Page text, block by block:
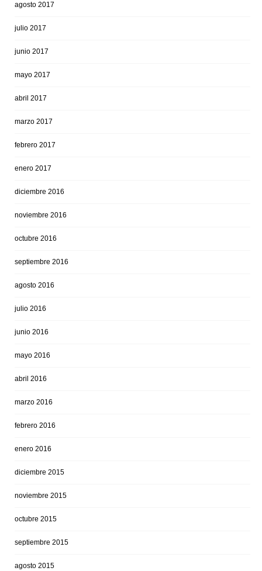
agosto 2017
julio 2017
junio 2017
mayo 2017
abril 2017
marzo 2017
febrero 2017
enero 2017
diciembre 2016
noviembre 2016
octubre 2016
septiembre 2016
agosto 2016
julio 2016
junio 2016
mayo 2016
abril 2016
marzo 2016
febrero 2016
enero 2016
diciembre 2015
noviembre 2015
octubre 2015
septiembre 2015
agosto 2015